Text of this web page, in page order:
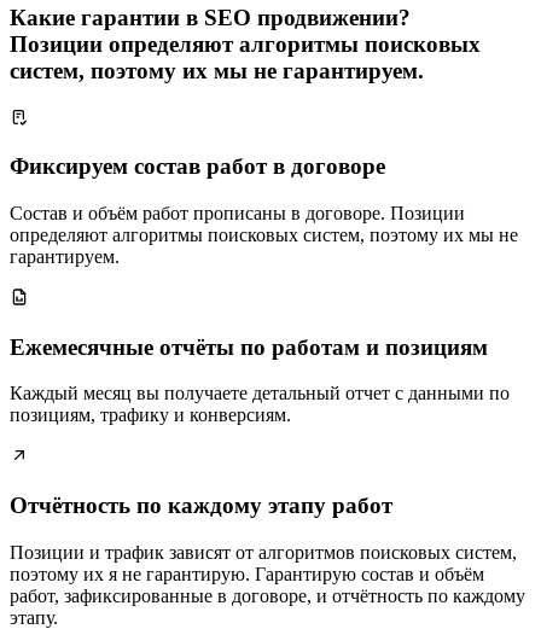
Какие гарантии в SEO продвижении?
Позиции определяют алгоритмы поисковых
систем, поэтому их мы не гарантируем.
Фиксируем состав работ в договоре
Состав и объём работ прописаны в договоре. Позиции
определяют алгоритмы поисковых систем, поэтому их мы не
гарантируем.
Ежемесячные отчёты по работам и позициям
Каждый месяц вы получаете детальный отчет с данными по
позициям, трафику и конверсиям.
Отчётность по каждому этапу работ
Позиции и трафик зависят от алгоритмов поисковых систем,
поэтому их я не гарантирую. Гарантирую состав и объём
работ, зафиксированные в договоре, и отчётность по каждому
этапу.